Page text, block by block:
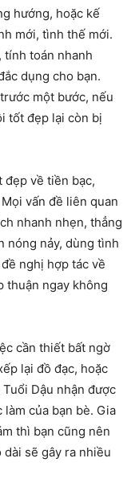
hướng, hoặc kế
mới, tình thế mới.
tính toán nhanh
dụng cho bạn.
một bước, nếu
tốt đẹp lại còn bị
đẹp về tiền bạc,
vấn đề liên quan
nhanh nhẹn, thẳng
nóng nảy, dùng tình
nghị hợp tác về
thuận ngay không
cần thiết bất ngờ
lại đồ đạc, hoặc
Dậu nhận được
của bạn bè. Gia
thì bạn cũng nên
sẽ gây ra nhiều